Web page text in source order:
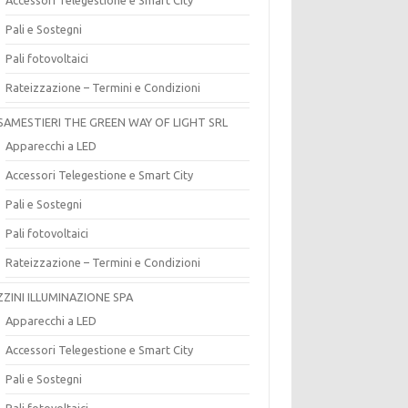
Pali e Sostegni
Pali fotovoltaici
Rateizzazione – Termini e Condizioni
THE GREEN WAY OF LIGHT SRL
Apparecchi a LED
Accessori Telegestione e Smart City
Pali e Sostegni
Pali fotovoltaici
Rateizzazione – Termini e Condizioni
ILLUMINAZIONE SPA
Apparecchi a LED
Accessori Telegestione e Smart City
Pali e Sostegni